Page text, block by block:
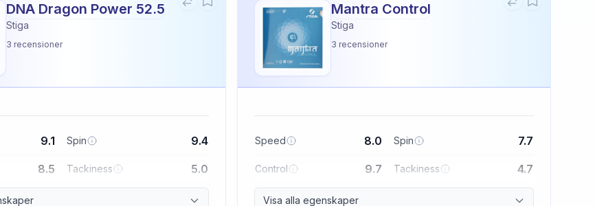
DNA Dragon Power 52.5
Stiga
3 recensioner
9.1 Spin 9.4
8.5 Tackiness 5.0
Mantra Control
Stiga
3 recensioner
Speed 8.0 Spin 7.7
Control 9.7 Tackiness 4.7
Visa alla egenskaper